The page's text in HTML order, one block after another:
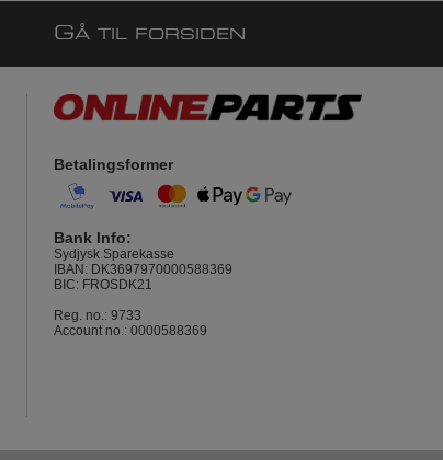
GÅ TIL FORSIDEN
Betalingsformer
Bank Info:
Sydjysk Sparekasse
IBAN: DK3697970000588369
BIC: FROSDK21
Reg. no.: 9733
Account no.: 0000588369